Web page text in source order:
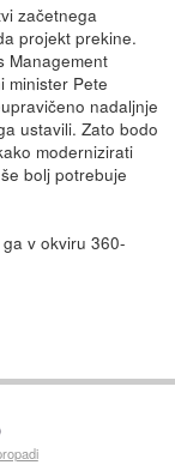
začetnega
projekt prekine.
Management
minister Pete
nadaljnje
ustavili. Zato bodo
modernizirati
bolj potrebuje
v okviru 360-